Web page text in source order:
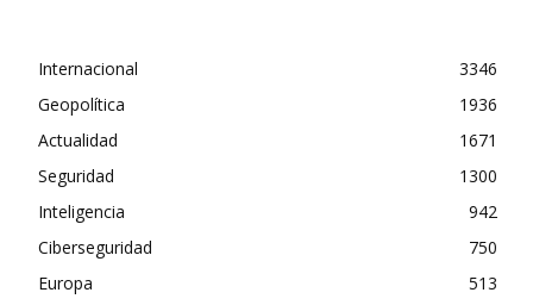
Internacional
3346
Geopolítica
1936
Actualidad
1671
Seguridad
1300
Inteligencia
942
Ciberseguridad
750
Europa
513